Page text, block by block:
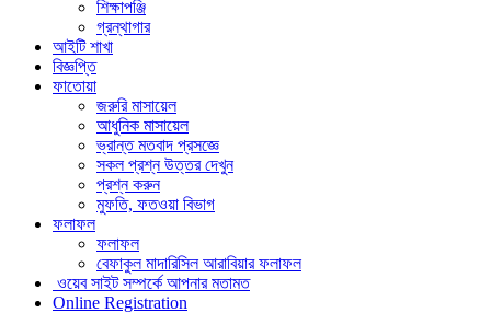
শিক্ষাপঞ্জি
গ্রন্থাগার
আইটি শাখা
বিজ্ঞপ্তি
ফাতোয়া
জরুরি মাসায়েল
আধুনিক মাসায়েল
ভ্রান্ত মতবাদ প্রসজ্ঞে
সকল প্রশ্ন উত্তর দেখুন
প্রশ্ন করুন
মুফতি, ফতওয়া বিভাগ
ফলাফল
ফলাফল
বেফাকুল মাদারিসিল আরাবিয়ার ফলাফল
ওয়েব সাইট সম্পর্কে আপনার মতামত
Online Registration